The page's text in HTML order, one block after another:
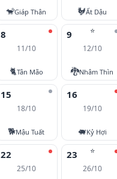
🐒Giáp Thân 🐓Ất Dậu
8
11/10
🐈Tân Mão
⭐
9
12/10
🐉Nhâm Thìn
15
18/10
🐕Mậu Tuất
16
19/10
🐖Kỷ Hợi
22
25/10
⭐
23
26/10